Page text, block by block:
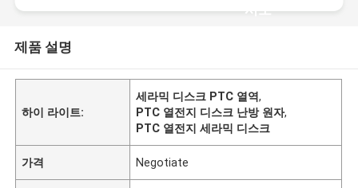
시오
제품 설명
하이 라이트:
세라믹 디스크 PTC 열역,
PTC 열전지 디스크 난방 원자,
PTC 열전지 세라믹 디스크
가격 Negotiate